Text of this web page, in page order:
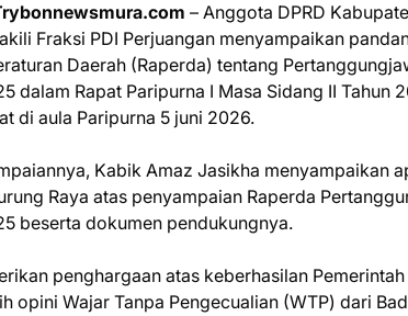
– Anggota DPRD
Fraksi PDI Perjuangan menyampaikan
Daerah (Raperda) tentang
dalam Rapat Paripurna I Masa Sidang II Tahun
di aula Paripurna 5 juni 2026.
Kabik Amaz Jasikha menyampaikan
Raya atas penyampaian Raperda
beserta dokumen pendukungnya.
penghargaan atas keberhasilan
opini Wajar Tanpa Pengecualian (WTP) dari